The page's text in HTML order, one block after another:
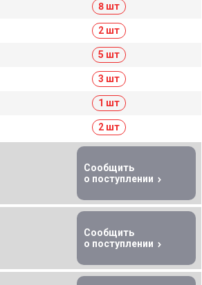
8 шт
2 шт
5 шт
3 шт
1 шт
2 шт
Сообщить
о поступлении
Сообщить
о поступлении